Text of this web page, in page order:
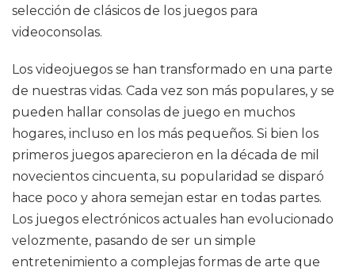
selección de clásicos de los juegos para
videoconsolas.
Los videojuegos se han transformado en una parte
de nuestras vidas. Cada vez son más populares, y se
pueden hallar consolas de juego en muchos
hogares, incluso en los más pequeños. Si bien los
primeros juegos aparecieron en la década de mil
novecientos cincuenta, su popularidad se disparó
hace poco y ahora semejan estar en todas partes.
Los juegos electrónicos actuales han evolucionado
velozmente, pasando de ser un simple
entretenimiento a complejas formas de arte que